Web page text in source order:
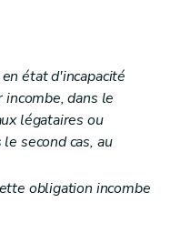
état d'incapacité
dans le
légataires ou
second cas, au
obligation incombe